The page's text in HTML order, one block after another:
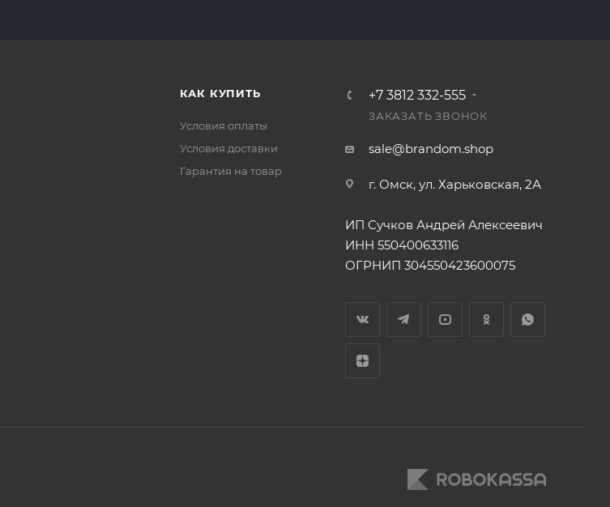
КАК КУПИТЬ
Условия оплаты
Условия доставки
Гарантия на товар
+7 3812 332-555
ЗАКАЗАТЬ ЗВОНОК
sale@brandom.shop
г. Омск, ул. Харьковская, 2А
ИП Сучков Андрей Алексеевич
ИНН 550400633116
ОГРНИП 304550423600075